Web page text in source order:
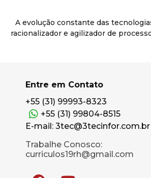
A evolução constante das
racionalizador e agilizador de
Entre em Contato
+55 (31) 99993-8323
+55 (31) 99804-8515
E-mail: 3tec@3tecinfor.com.br
Trabalhe Conosco:
curriculos19rh@gmail.com